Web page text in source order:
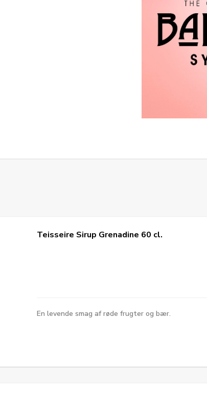
Teisseire Sirup Grenadine 60 cl.
En levende smag af røde frugter og bær.